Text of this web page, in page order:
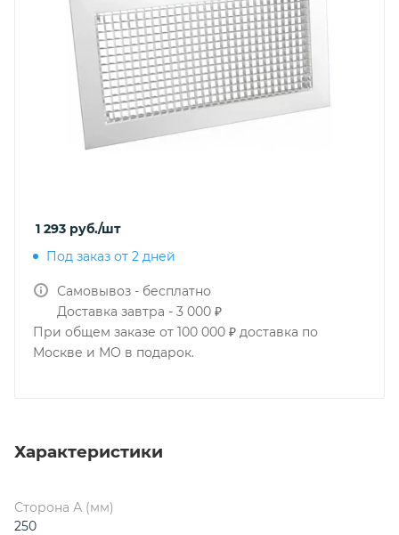
1 293 руб./шт
Под заказ от 2 дней
Самовывоз - бесплатно
Доставка завтра - 3 000 ₽
При общем заказе от 100 000 ₽ доставка по
Москве и МО в подарок.
Характеристики
Сторона А (мм)
250